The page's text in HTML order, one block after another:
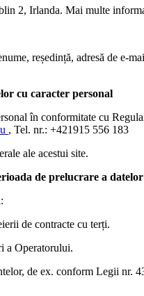
2, Irlanda. Mai multe
reședință, adresă de e-
cu caracter personal
în conformitate cu
, Tel. nr.: +421915 556 183
ale acestui site.
de prelucrare a
de contracte cu terți.
a Operatorului.
de ex. conform Legii